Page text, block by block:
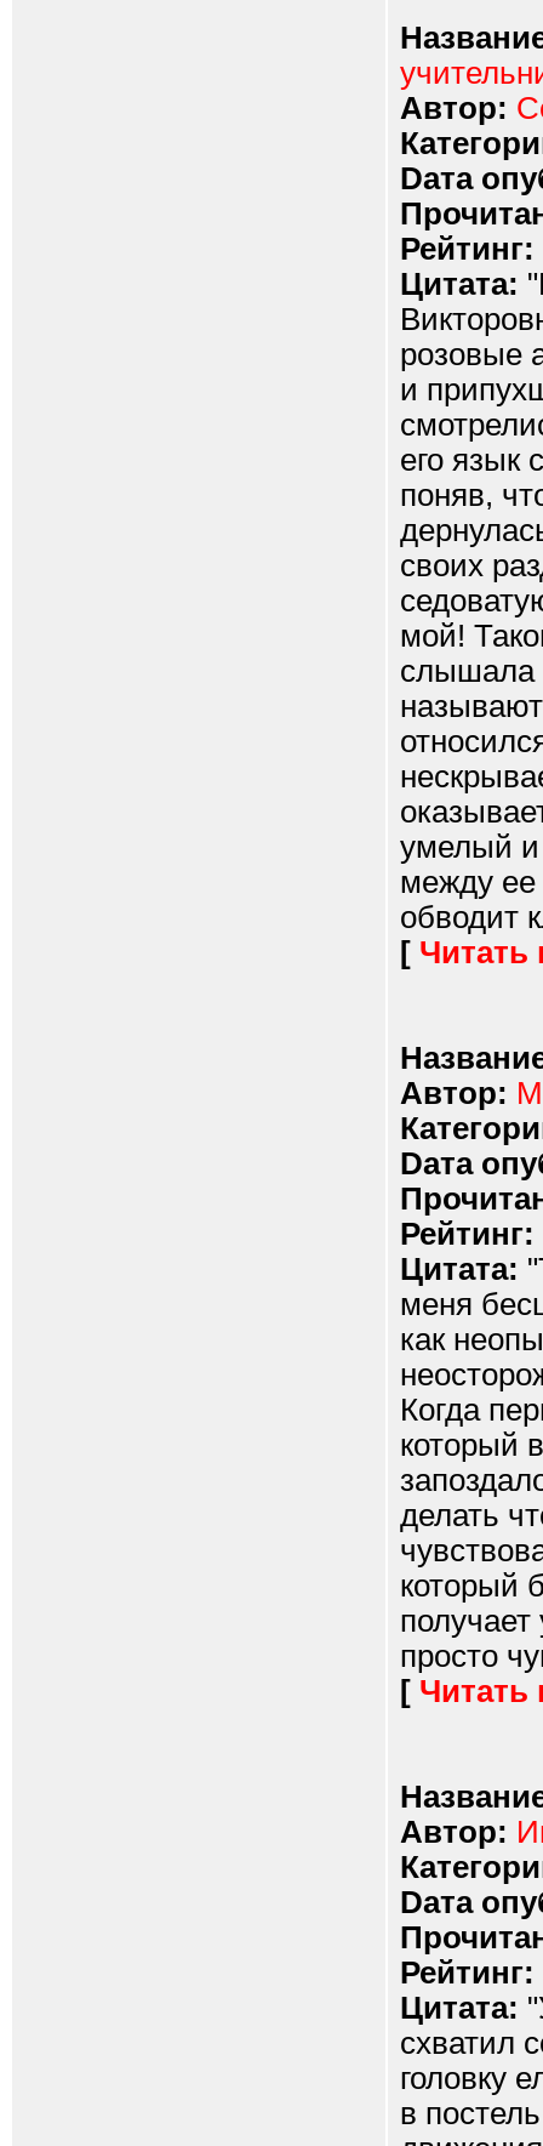
Автор:
Dата
Рейтинг:
Цитата:
розовые
и
его язык
поняв,
своих
мой!
слышала
умелый и
между ее
обводит
[ Читать
Автор:
Dата
Рейтинг:
Цитата:
меня
как
Когда
который
делать
который
просто
[ Читать
Автор:
Dата
Рейтинг:
Цитата:
схватил
головку
в